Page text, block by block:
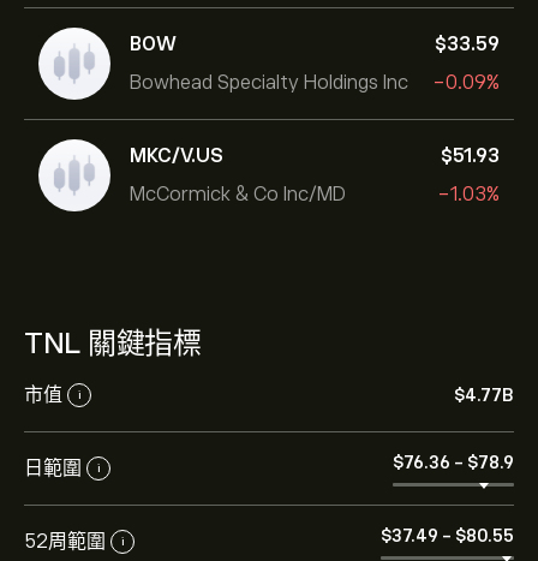
BOW
Bowhead Specialty Holdings Inc
‎$‎33.59
-0.09%
MKC/V.US
McCormick & Co Inc/MD
‎$‎51.93
-1.03%
TNL 關鍵指標
市值 i ‎$‎4.77B
日範圍 i ‎$‎76.36 - ‎$‎78.9
52周範圍 i ‎$‎37.49 - ‎$‎80.55